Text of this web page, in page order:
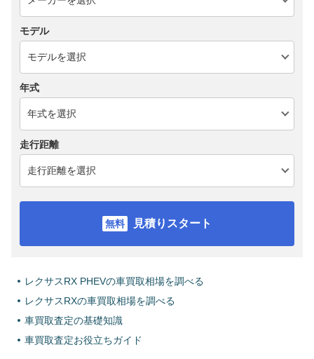
モデル
年式
走行距離
見積りスタート
レクサスRX PHEVの車買取相場を調べる
レクサスRXの車買取相場を調べる
車買取査定の基礎知識
車買取査定お役立ちガイド